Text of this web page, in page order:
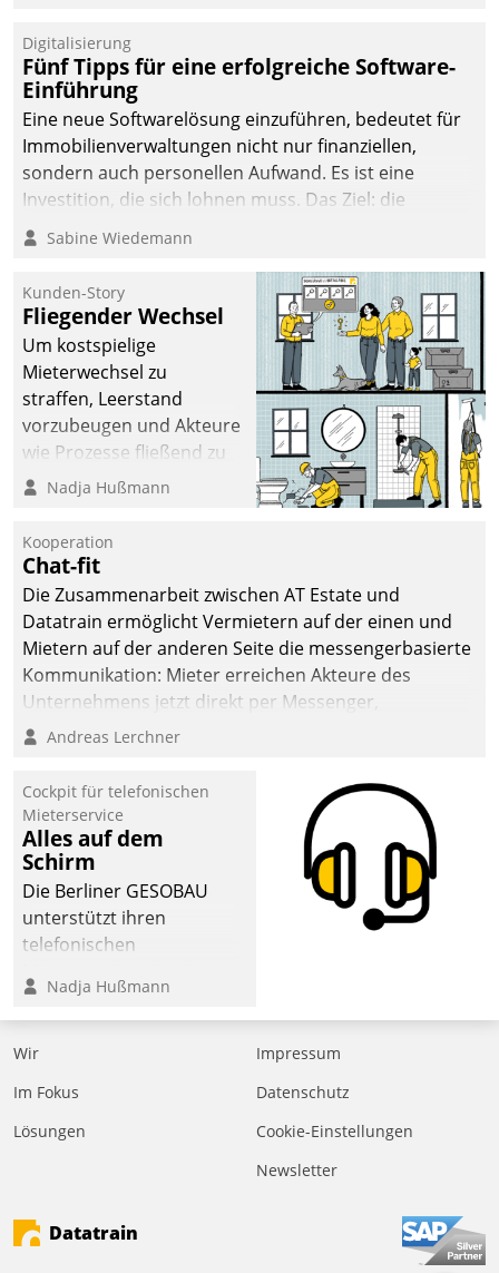
Digitalisierung
Fünf Tipps für eine erfolgreiche Software-
Einführung
Eine neue Softwarelösung einzuführen, bedeutet für
Immobilienverwaltungen nicht nur finanziellen,
sondern auch personellen Aufwand. Es ist eine
Investition, die sich lohnen muss. Das Ziel: die
nachhaltige Optimierung der Geschäftsabläufe. Damit
dieses Ziel erreicht wird, sollten einige Grundregeln
Sabine Wiedemann
Kunden-Story
Fliegender Wechsel
Um kostspielige
Mieterwechsel zu
straffen, Leerstand
vorzubeugen und Akteure
wie Prozesse fließend zu
vernetzen, nutzt die
Jahresbeginn eine
Überblick, Einsicht und
Eingriff bietende Lösung.
Zur Entwicklung setzte
man auf
Cloudtechnologie,
bewährte und Startup-
agile Projektmethoden.
Nadja Hußmann
Kooperation
Chat-fit
Die Zusammenarbeit zwischen AT Estate und
Datatrain ermöglicht Vermietern auf der einen und
Mietern auf der anderen Seite die messengerbasierte
Kommunikation: Mieter erreichen Akteure des
Unternehmens jetzt direkt per Messenger,
Mitarbeiter oder Dienstleister empfangen oder
Andreas Lerchner
Cockpit für telefonischen
Mieterservice
Alles auf dem
Schirm
Die Berliner GESOBAU
unterstützt ihren
telefonischen
digitalen Cockpit, das
situationsbezogen
passende Fragen und
Eine intuitive
Dialogführung ermöglicht
effizienter zu bearbeiten.
Nadja Hußmann
Wir
Im Fokus
Lösungen
Impressum
Datenschutz
Cookie-Einstellungen
Newsletter
Datatrain